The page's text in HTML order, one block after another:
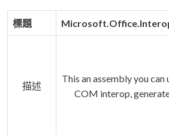
標題
描述
This an assembly you
COM interop,